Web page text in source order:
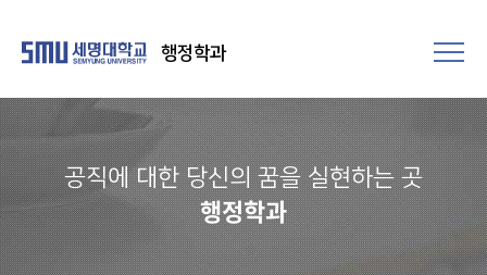
행정학과
공직에 대한 당신의 꿈을 실현하는 곳​
행정학과